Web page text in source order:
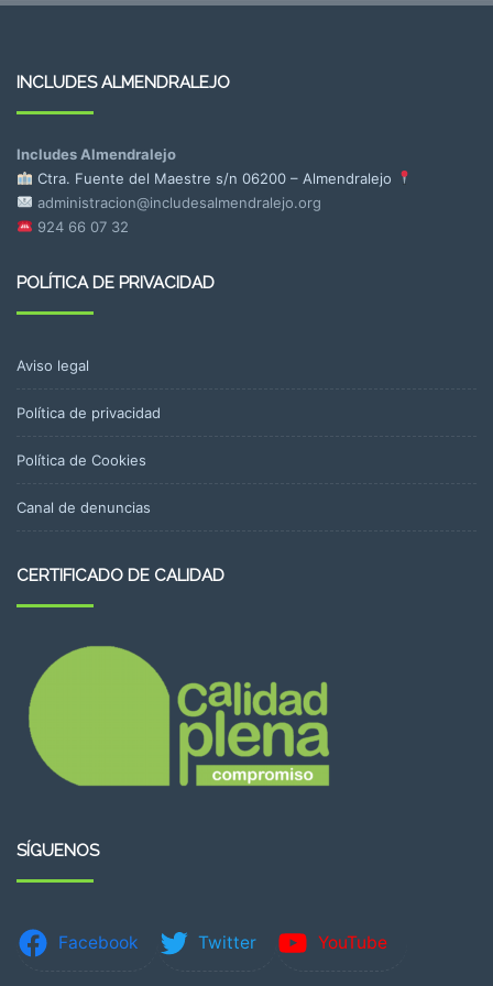
INCLUDES ALMENDRALEJO
Includes Almendralejo
Ctra. Fuente del Maestre s/n 06200 – Almendralejo
administracion@includesalmendralejo.org
924 66 07 32
POLÍTICA DE PRIVACIDAD
Aviso legal
Política de privacidad
Política de Cookies
Canal de denuncias
CERTIFICADO DE CALIDAD
SÍGUENOS
Facebook Twitter YouTube